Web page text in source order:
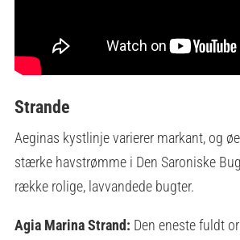
Strande
Aeginas kystlinje varierer markant, og
stærke havstrømme i Den Saroniske
række rolige, lavvandede bugter.
Agia Marina Strand: Den eneste fuldt